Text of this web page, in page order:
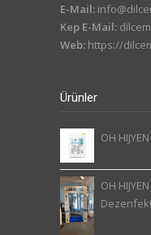
E-Mail:
Kep E-Mail:
Web: https://
Ürünler
OH
OH